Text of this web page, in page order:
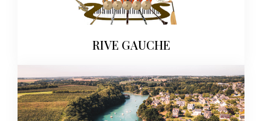
RIVE GAUCHE